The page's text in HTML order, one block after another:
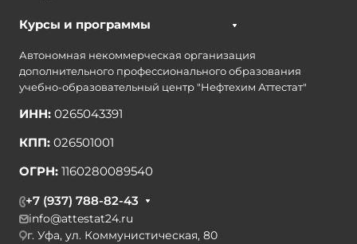
Курсы и программы
Автономная некоммерческая организация
дополнительного профессионального образования
учебно-образовательный центр "Нефтехим Аттестат"
ИНН: 0265043391
КПП: 026501001
ОГРН: 1160280089540
+7 (937) 788-82-43
info@attestat24.ru
г. Уфа, ул. Коммунистическая, 80